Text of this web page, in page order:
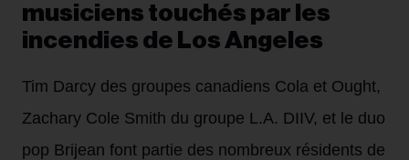
musiciens touchés par les
incendies de Los Angeles
Tim Darcy des groupes canadiens Cola et Ought,
Zachary Cole Smith du groupe L.A. DIIV, et le duo
pop Brijean font partie des nombreux résidents de